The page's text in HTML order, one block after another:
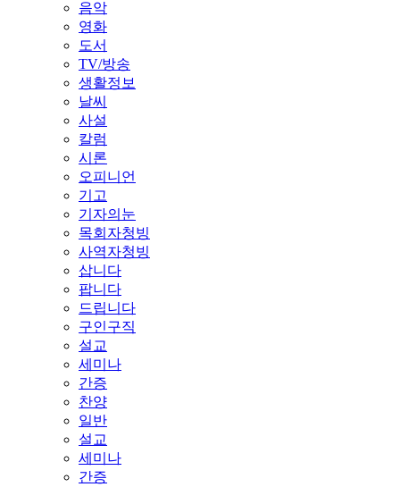
음악
영화
도서
TV/방송
생활정보
날씨
사설
칼럼
시론
오피니언
기고
기자의눈
목회자청빙
사역자청빙
삽니다
팝니다
드립니다
구인구직
설교
세미나
간증
찬양
일반
설교
세미나
간증